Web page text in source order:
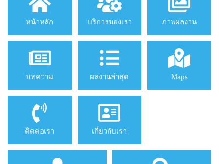
หน้าหลัก บริการของเรา ภาพผลงาน
บทความ ผลงานล่าสุด Maps
ติดต่อเรา เกี่ยวกับเรา